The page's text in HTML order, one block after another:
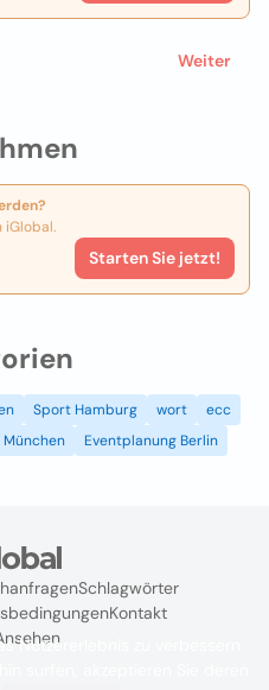
iGlobal.
Starten Sie jetzt!
Weiter
Sport Hamburg wort
ecc
Eventplanung Berlin
Schlagwörter
Kontakt
Nutzererlebnis zu verbessern